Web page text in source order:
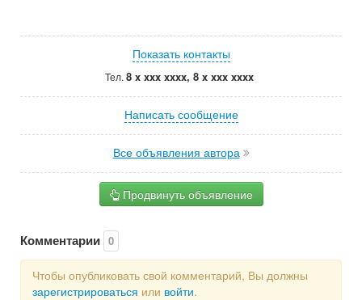
Показать контакты
Тел. 8 x xxx xxxx, 8 x xxx xxxx
Написать сообщение
Все объявления автора
Продвинуть объявление
Комментарии 0
Чтобы опубликовать свой комментарий, Вы должны
зарегистрироваться или войти.